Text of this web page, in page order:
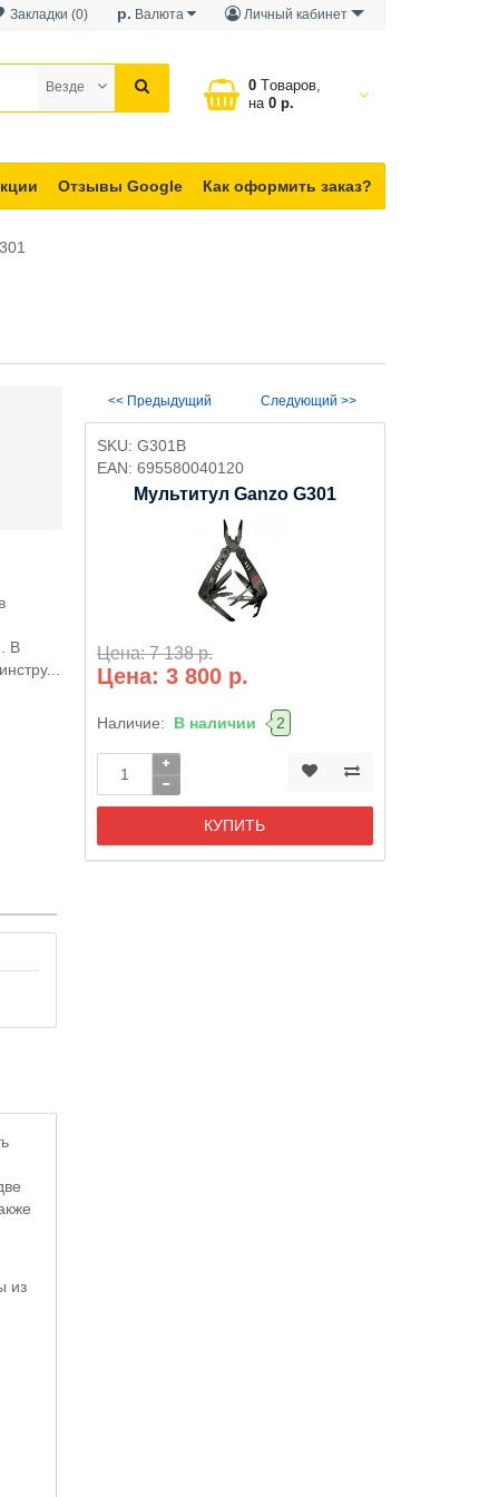
Личный кабинет
р. Валюта
Закладки (0)
0 Tоваров,
на
0 р.
Везде
Отзывы Google Как оформить заказ?
В
<< Предыдущий Следующий >>
SKU: G301B
EAN: 695580040120
Мультитул Ganzo G301
Цена: 7 138 р.
Цена: 3 800 р.
Наличие: В наличии 2
КУПИТЬ
из